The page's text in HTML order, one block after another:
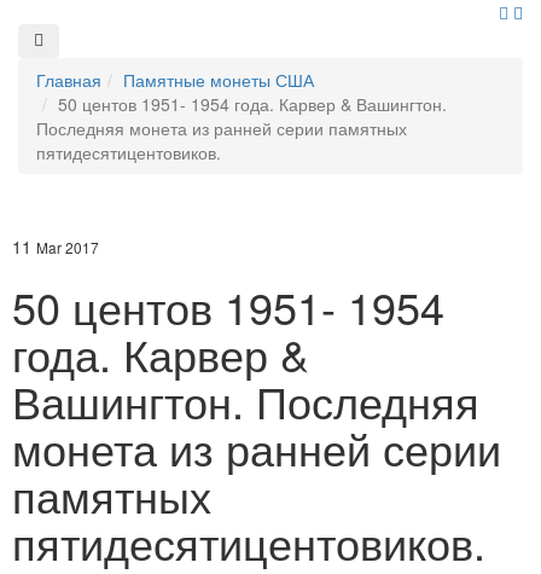
Главная
Памятные монеты США
50 центов 1951- 1954 года. Карвер & Вашингтон.
Последняя монета из ранней серии памятных
пятидесятицентовиков.
11 Mar 2017
50 центов 1951- 1954
года. Карвер &
Вашингтон. Последняя
монета из ранней серии
памятных
пятидесятицентовиков.